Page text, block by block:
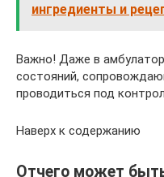
ингредиенты и
Важно! Даже в
состояний,
проводиться под
Наверх к содержанию
Отчего может